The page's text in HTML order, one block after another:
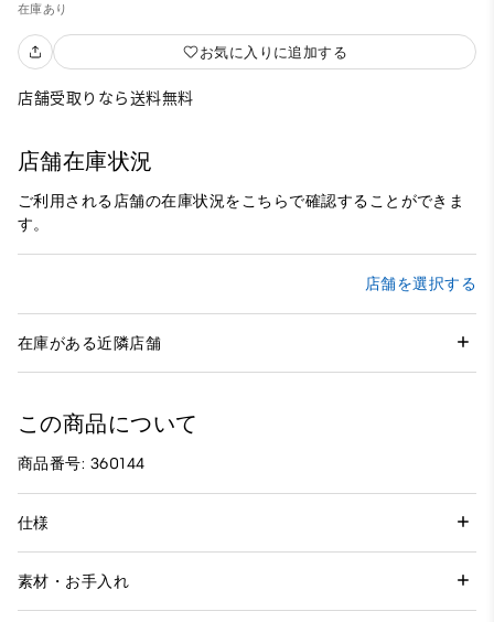
在庫あり
お気に入りに追加する
店舗受取りなら送料無料
店舗在庫状況
ご利用される店舗の在庫状況をこちらで確認することができま
す。
店舗を選択する
在庫がある近隣店舗
この商品について
商品番号: 360144
仕様
素材・お手入れ